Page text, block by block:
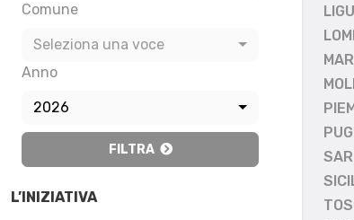
Comune
Seleziona una voce
Anno
2026
FILTRA
L’INIZIATIVA